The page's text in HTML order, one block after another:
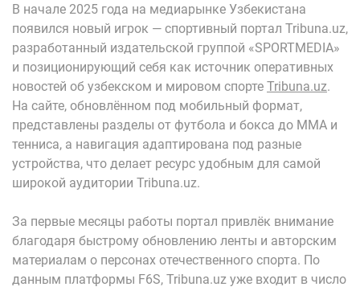
В начале 2025 года на медиарынке Узбекистана
появился новый игрок — спортивный портал Tribuna.uz,
разработанный издательской группой «SPORTMEDIA»
и позиционирующий себя как источник оперативных
новостей об узбекском и мировом спорте Tribuna.uz.
На сайте, обновлённом под мобильный формат,
представлены разделы от футбола и бокса до MMA и
тенниса, а навигация адаптирована под разные
устройства, что делает ресурс удобным для самой
широкой аудитории Tribuna.uz.
За первые месяцы работы портал привлёк внимание
благодаря быстрому обновлению ленты и авторским
материалам о персонах отечественного спорта. По
данным платформы F6S, Tribuna.uz уже входит в число